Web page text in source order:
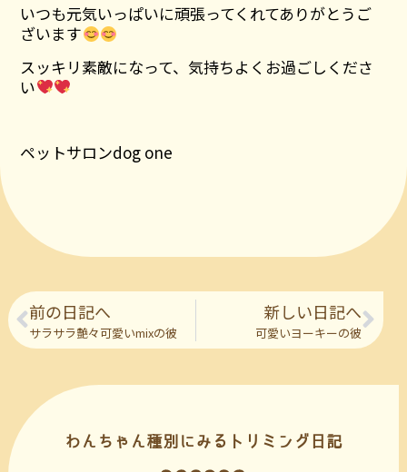
いつも元気いっぱいに頑張ってくれてありがとうご
ざいます
スッキリ素敵になって、気持ちよくお過ごしくださ
い
ペットサロンdog one
前の日記へ
サラサラ艶々可愛いmixの彼
新しい日記へ
可愛いヨーキーの彼
わんちゃん種別にみるトリミング日記